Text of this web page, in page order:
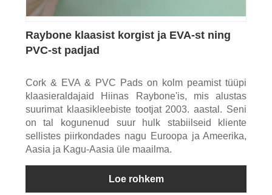
Raybone klaasist korgist ja EVA-st ning
PVC-st padjad
Cork & EVA & PVC Pads on kolm peamist tüüpi
klaasieraldajaid Hiinas Raybone'is, mis alustas
suurimat klaasikleebiste tootjat 2003. aastal. Seni
on tal kogunenud suur hulk stabiilseid kliente
sellistes piirkondades nagu Euroopa ja Ameerika,
Aasia ja Kagu-Aasia üle maailma.
Loe rohkem